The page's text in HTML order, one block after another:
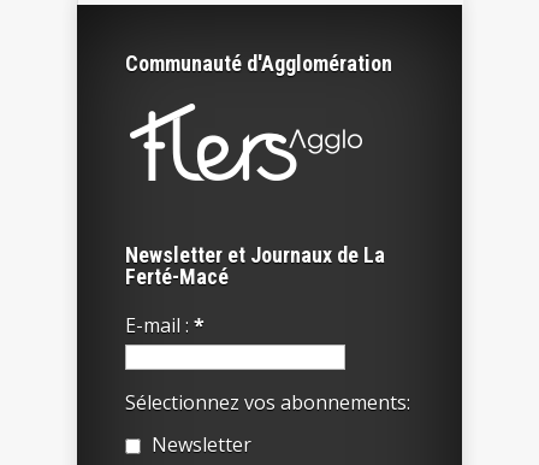
Communauté d'Agglomération
Newsletter et Journaux de La
Ferté-Macé
E-mail : *
Sélectionnez vos abonnements:
Newsletter